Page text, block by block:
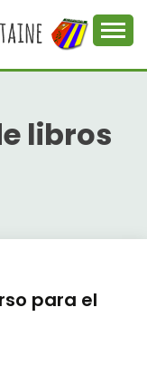
libros
para el